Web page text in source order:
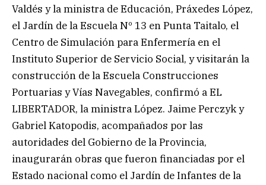
Valdés y la ministra de Educación, Práxedes López,
el Jardín de la Escuela Nº 13 en Punta Taitalo, el
Centro de Simulación para Enfermería en el
Instituto Superior de Servicio Social, y visitarán la
construcción de la Escuela Construcciones
Portuarias y Vías Navegables, confirmó a EL
LIBERTADOR, la ministra López. Jaime Perczyk y
Gabriel Katopodis, acompañados por las
autoridades del Gobierno de la Provincia,
inaugurarán obras que fueron financiadas por el
Estado nacional como el Jardín de Infantes de la